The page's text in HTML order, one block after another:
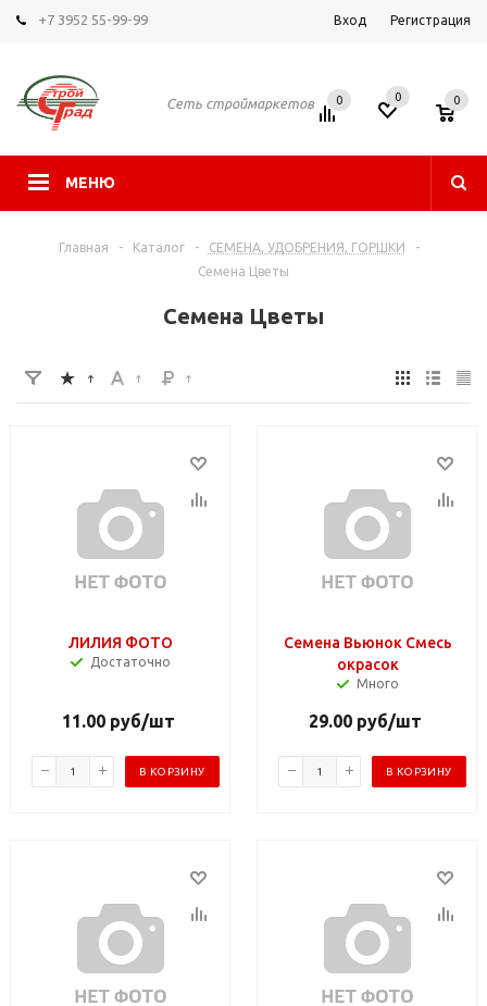
+7 3952 55-99-99 Вход Регистрация
Сеть строймаркетов
МЕНЮ
0 0 0
Главная - Каталог - СЕМЕНА, УДОБРЕНИЯ, ГОРШКИ
-
Семена Цветы
Семена Цветы
ЛИЛИЯ ФОТО
Достаточно
11.00 руб/шт
В КОРЗИНУ
Семена Вьюнок Смесь
окрасок
Много
29.00 руб/шт
В КОРЗИНУ